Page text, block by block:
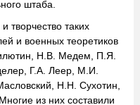
штаба.
творчество таких
и военных теоретиков
Н.В. Медем, П.Я.
Г.А. Леер, М.И.
Н.Н. Сухотин,
из них составили